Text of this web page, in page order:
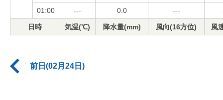
01:00 --- 0.0 ---
日時 気温(℃) 降水量(mm) 風向(16方位) 風
前日(02月24日)